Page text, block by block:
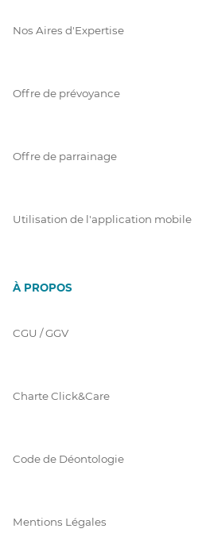
Nos Aires d'Expertise
Offre de prévoyance
Offre de parrainage
Utilisation de l'application mobile
À PROPOS
CGU / GGV
Charte Click&Care
Code de Déontologie
Mentions Légales